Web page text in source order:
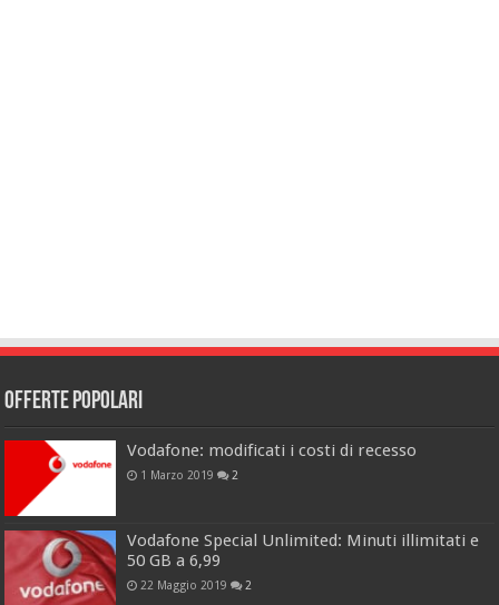
Offerte popolari
Vodafone: modificati i costi di recesso
1 Marzo 2019 2
Vodafone Special Unlimited: Minuti illimitati e
50 GB a 6,99
22 Maggio 2019 2